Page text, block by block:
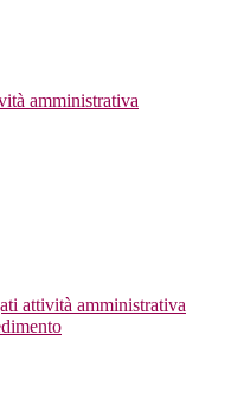
amministrativa
attività amministrativa